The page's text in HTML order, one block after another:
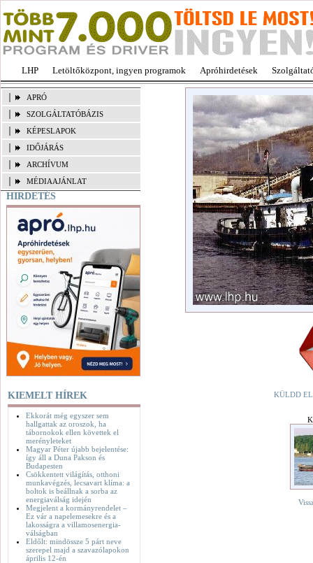
LHP Letöltőközpont, ingyen programok Apróhirdetések
APRÓ
SZOLGÁLTATÓBÁZIS
KÉPESLAPOK
IDŐJÁRÁS
ARCHÍVUM
MÉDIAAJÁNLAT
HIRDETÉS
KIEMELT HÍREK
Ekkorát még egyszer sem
hallgattak az oroszok, ha
tábornokok ellen követtek el
merényleteket
Magyar Péter újabb bejelentése:
így áll a Duna Pakson és
Budapesten
Csökkentett világítás, otthoni
munkavégzés, lecsavart klíma: a
boltok is beállnak a sorba az
energiaválság idején
Megjelent a kormányrendelet –
Ez vár a napelemesekre és a
lakosságra a villamosenergia-
válságban
Eldőlt: mindössze 5 párt neve
szerepel majd a szavazólapokon
április 12-én
KÜLDD